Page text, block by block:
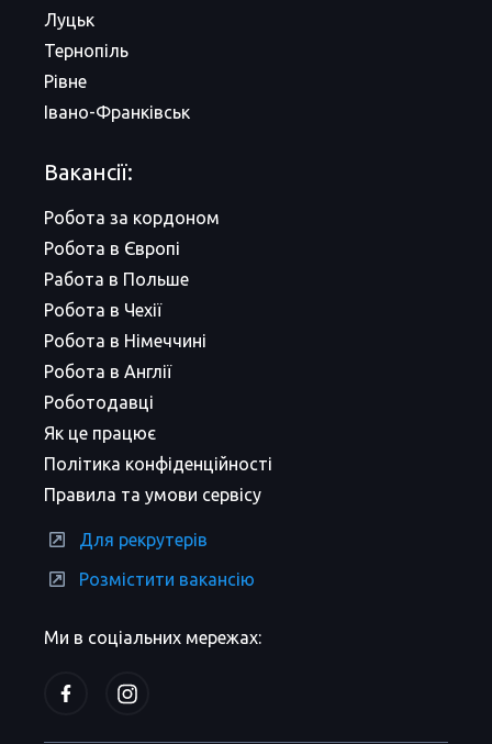
Ми в соціальних мережах:
Луцьк
Тернопіль
Рівне
Івано-Франківськ
Вакансії:
Робота за кордоном
Робота в Європі
Работа в Польше
Робота в Чехії
Робота в Німеччині
Робота в Англії
Роботодавці
Як це працює
Політика конфіденційності
Правила та умови сервісу
Для рекрутерів
Розмістити вакансію